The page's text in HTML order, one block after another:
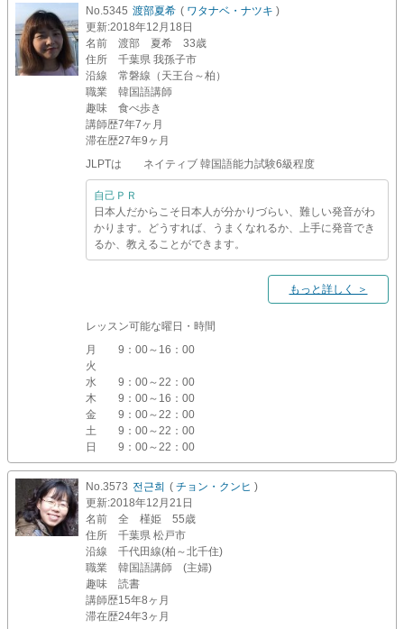
No.5345 渡部夏希 ( ワタナベ・ナツキ )
更新:2018年12月18日
名前
渡部 夏希 33歳
住所
千葉県 我孫子市
沿線
常磐線（天王台～柏）
職業
韓国語講師
趣味
食べ歩き
講師歴7年7ヶ月
滞在歴27年9ヶ月
JLPTは ネイティブ 韓国語能力試験6級程度
自己ＰＲ
日本人だからこそ日本人が分かりづらい、難しい発音がわ
かります。どうすれば、うまくなれるか、上手に発音でき
るか、教えることができます。
もっと詳しく ＞
レッスン可能な曜日・時間
月
9：00～16：00
火
水
9：00～22：00
木
9：00～16：00
金
9：00～22：00
土
9：00～22：00
日
9：00～22：00
No.3573 전근희 ( チョン・クンヒ )
更新:2018年12月21日
名前
全 槿姫 55歳
住所
千葉県 松戸市
沿線
千代田線(柏～北千住)
職業
韓国語講師 (主婦)
趣味
読書
講師歴15年8ヶ月
滞在歴24年3ヶ月